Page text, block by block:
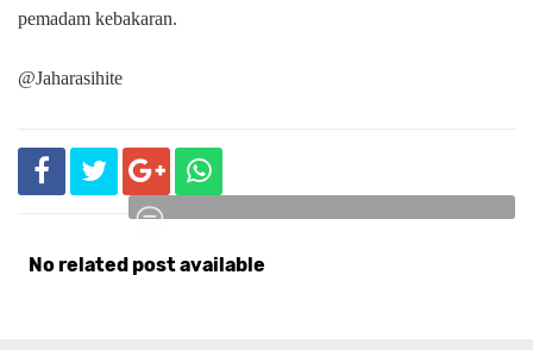
pemadam kebakaran.
@Jaharasihite
No related post available